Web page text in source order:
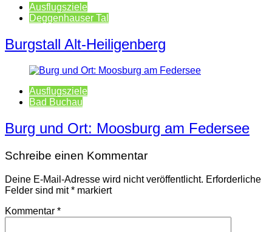
Ausflugsziele
Deggenhauser Tal
Burgstall Alt-Heiligenberg
Ausflugsziele
Bad Buchau
Burg und Ort: Moosburg am Federsee
Schreibe einen Kommentar
Deine E-Mail-Adresse wird nicht veröffentlicht. Erforderliche
Felder sind mit* markiert
Kommentar *